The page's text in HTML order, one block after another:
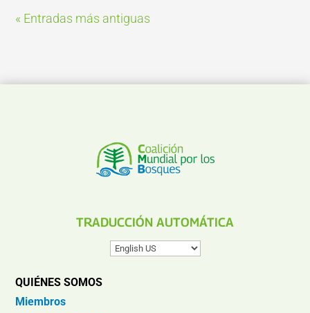
« Entradas más antiguas
TRADUCCIÓN AUTOMÁTICA
QUIÉNES SOMOS
Miembros